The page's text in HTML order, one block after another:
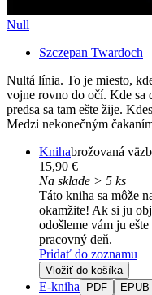
Null
Szczepan Twardoch
Nultá línia. To je miesto,
vojne rovno do očí. Kde sa
predsa sa tam ešte žije.
Medzi nekonečným
Knihabrožovaná
15,90 €
Na sklade > 5 ks
Táto kniha sa môže
okamžite! Ak si ju
odošleme vám ju
pracovný deň.
Pridať do zoznamu
Vložiť do košíka
E-kniha PDF EPUB